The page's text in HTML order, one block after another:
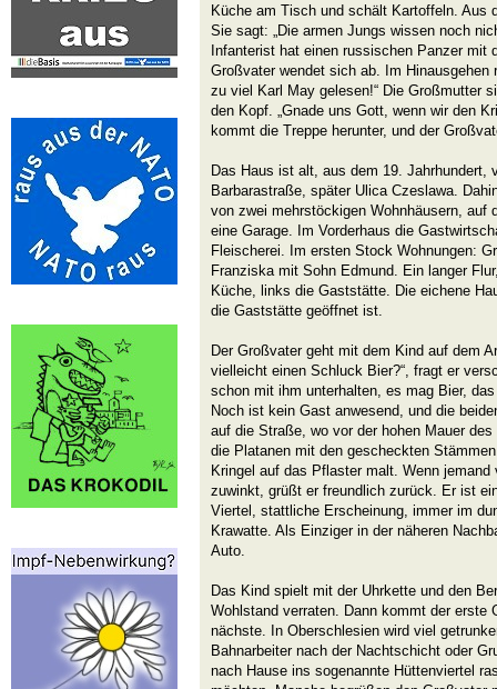
Küche am Tisch und schält Kartoffeln. Aus
Sie sagt: „Die armen Jungs wissen noch
Infanterist hat einen russischen Panzer mit
Großvater wendet sich ab. Im Hinausgehen
zu viel Karl May gelesen!“ Die Großmutter
den Kopf. „Gnade uns Gott, wenn wir den
kommt die Treppe herunter, und der
Das Haus ist alt, aus dem 19. Jahrhundert,
Barbarastraße, später Ulica Czeslawa.
von zwei mehrstöckigen Wohnhäusern, auf
eine Garage. Im Vorderhaus die
Fleischerei. Im ersten Stock Wohnungen:
Franziska mit Sohn Edmund. Ein langer
Küche, links die Gaststätte. Die eichene
die Gaststätte geöffnet ist.
Der Großvater geht mit dem Kind auf dem
vielleicht einen Schluck Bier?“, fragt er
schon mit ihm unterhalten, es mag Bier,
Noch ist kein Gast anwesend, und die
auf die Straße, wo vor der hohen Mauer
die Platanen mit den gescheckten
Kringel auf das Pflaster malt. Wenn
zuwinkt, grüßt er freundlich zurück. Er ist
Viertel, stattliche Erscheinung, immer im
Krawatte. Als Einziger in der näheren
Auto.
Das Kind spielt mit der Uhrkette und den
Wohlstand verraten. Dann kommt der erste
nächste. In Oberschlesien wird viel
Bahnarbeiter nach der Nachtschicht oder
nach Hause ins sogenannte Hüttenviertel